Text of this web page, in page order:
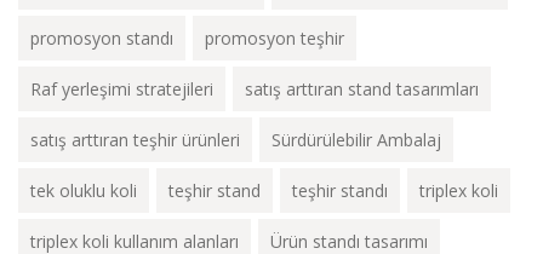
promosyon standı promosyon teşhir
Raf yerleşimi stratejileri satış arttıran stand tasarımları
satış arttıran teşhir ürünleri Sürdürülebilir Ambalaj
tek oluklu koli teşhir stand teşhir standı triplex koli
triplex koli kullanım alanları Ürün standı tasarımı